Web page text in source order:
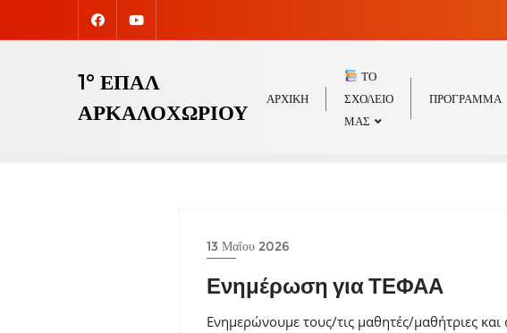
1° ΕΠΑΛ
ΑΡΚΑΛΟΧΩΡΊΟΥ
ΑΡΧΙΚΉ
ΤΟ
ΣΧΟΛΕΊΟ
ΜΑΣ
ΠΡΟΓΡΑΜΜΑ
13 Μαΐου 2026
Ενημέρωση για ΤΕΦΑΑ
Ενημερώνουμε τους/τις μαθητές/μαθήτριες